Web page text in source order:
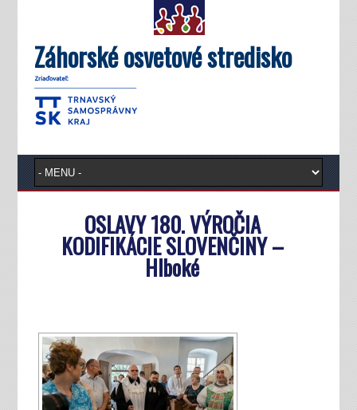
Záhorské osvetové stredisko
OSLAVY 180. VÝROČIA
KODIFIKÁCIE SLOVENČINY –
Hlboké